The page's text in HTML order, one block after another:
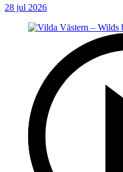
28 jul 2026